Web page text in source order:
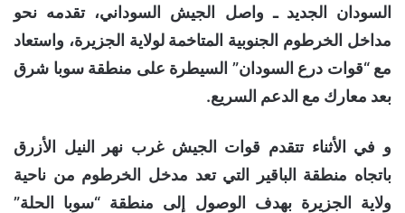
السودان الجديد ـ واصل الجيش السوداني، تقدمه نحو
مداخل الخرطوم الجنوبية المتاخمة لولاية الجزيرة، واستعاد
مع “قوات درع السودان” السيطرة على منطقة سوبا شرق
بعد معارك مع الدعم السريع.
و في الأثناء تتقدم قوات الجيش غرب نهر النيل الأزرق
باتجاه منطقة الباقير التي تعد مدخل الخرطوم من ناحية
ولاية الجزيرة بهدف الوصول إلى منطقة “سوبا الحلة”